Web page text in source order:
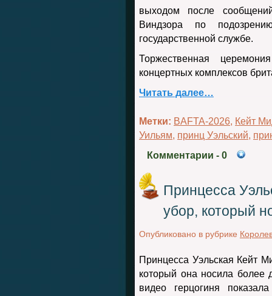
выходом после
Виндзора по
государственной службе.
Торжественная
концертных комплексов
Читать далее…
Метки: BAFTA-2026, Кейт
Уильям, принц Уэльский,
Комментарии - 0
Принцесса
убор, который
Опубликовано в рубрике
Принцесса Уэльская Кейт
который она носила более
видео герцогиня